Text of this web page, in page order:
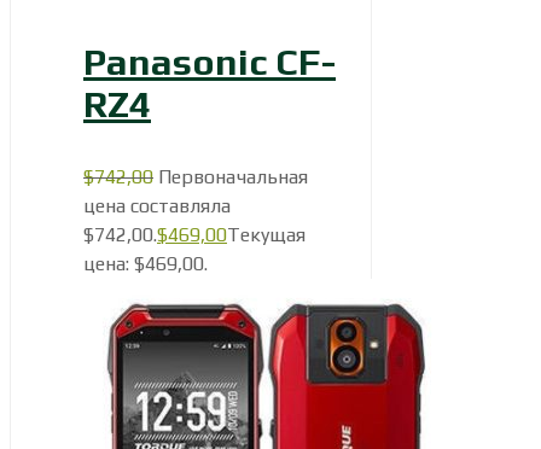
Panasonic CF-
RZ4
$742,00 Первоначальная
цена составляла
$742,00.$469,00Текущая
цена: $469,00.